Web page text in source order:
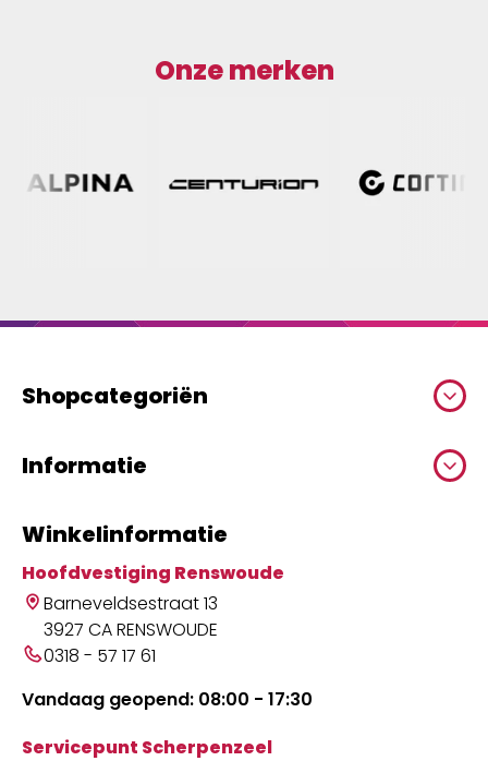
Onze merken
Shopcategoriën
Informatie
Winkelinformatie
Hoofdvestiging Renswoude
Barneveldsestraat 13
3927 CA RENSWOUDE
0318 - 57 17 61
Vandaag geopend: 08:00 - 17:30
Servicepunt Scherpenzeel